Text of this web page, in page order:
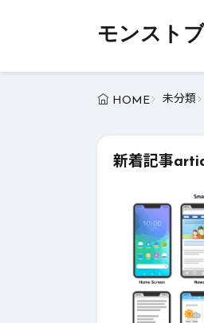
モンスト
HOME 未分類
新着記事